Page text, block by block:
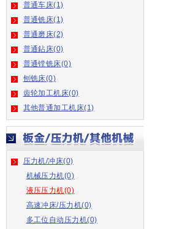
普通车床(1)
普通铣床(1)
普通磨床(2)
普通鉆床(0)
普通镗铣床(0)
刨铣床(0)
齿轮加工机床(0)
其他普通加工机床(1)
压力机/冲床(0)
机械压力机(0)
液压压力机(0)
高速冲床/压力机(0)
多工位自动压力机(0)